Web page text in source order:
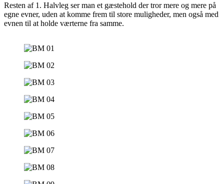
Resten af 1. Halvleg ser man et gæstehold der tror mere og mere på
egne evner, uden at komme frem til store muligheder, men også med
evnen til at holde værterne fra samme.